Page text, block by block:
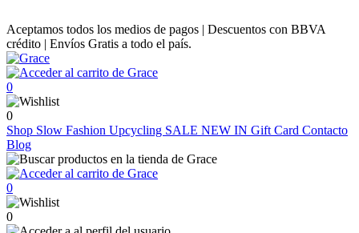
Aceptamos todos los medios de pagos | Descuentos con BBVA
crédito | Envíos Gratis a todo el país.
0
0
Shop Slow Fashion Upcycling SALE NEW IN Gift Card Contacto
Blog
0
0